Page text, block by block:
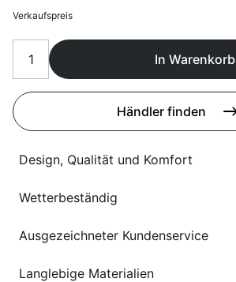
Verkaufspreis
In Warenkorb
Händler finden
Design, Qualität und Komfort
Wetterbeständig
Ausgezeichneter Kundenservice
Langlebige Materialien